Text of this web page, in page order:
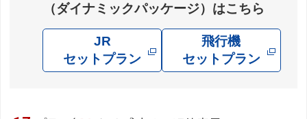
（ダイナミックパッケージ）はこちら
JR
セットプラン
飛行機
セットプラン